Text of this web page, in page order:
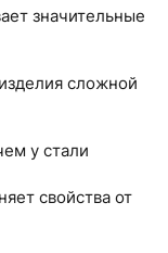
значительные
сложной
у стали
свойства от